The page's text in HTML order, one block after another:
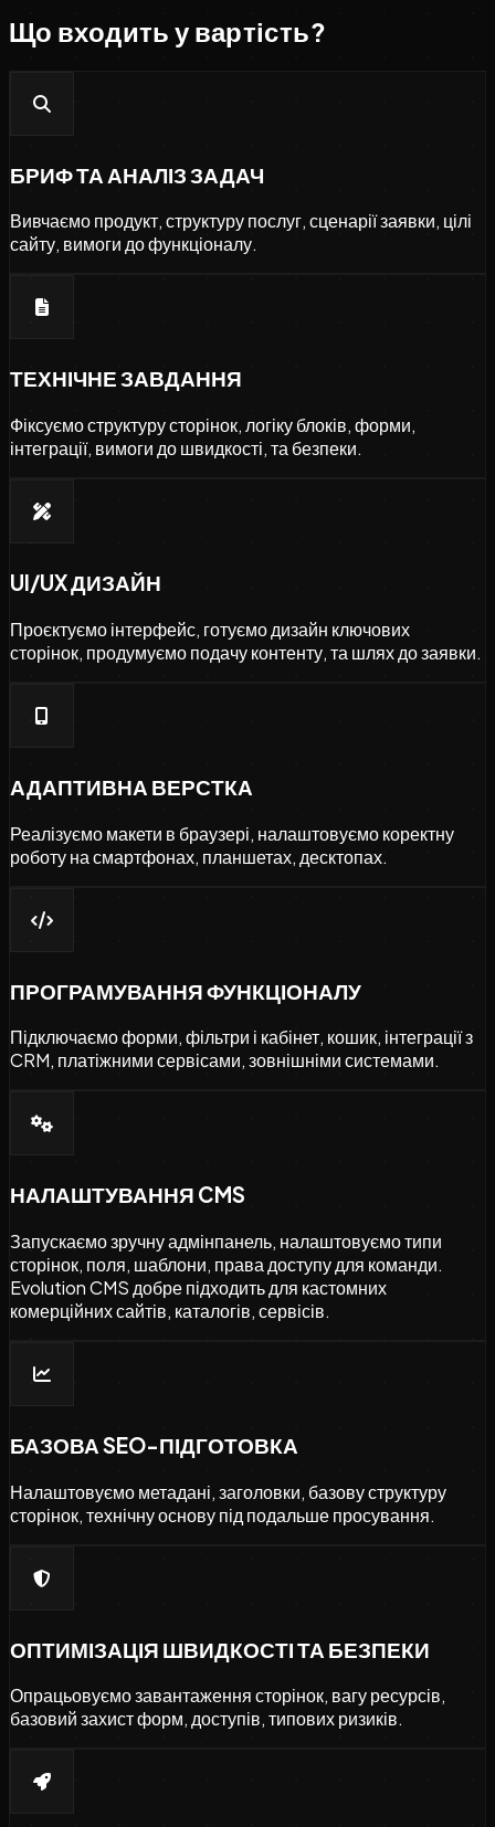
Що входить у вартість?
БРИФ ТА АНАЛІЗ ЗАДАЧ
Вивчаємо продукт, структуру послуг, сценарії заявки, цілі
сайту, вимоги до функціоналу.
ТЕХНІЧНЕ ЗАВДАННЯ
Фіксуємо структуру сторінок, логіку блоків, форми,
інтеграції, вимоги до швидкості, та безпеки.
UI/UX ДИЗАЙН
Проєктуємо інтерфейс, готуємо дизайн ключових
сторінок, продумуємо подачу контенту, та шлях до заявки.
АДАПТИВНА ВЕРСТКА
Реалізуємо макети в браузері, налаштовуємо коректну
роботу на смартфонах, планшетах, десктопах.
ПРОГРАМУВАННЯ ФУНКЦІОНАЛУ
Підключаємо форми, фільтри і кабінет, кошик, інтеграції з
CRM, платіжними сервісами, зовнішніми системами.
НАЛАШТУВАННЯ CMS
Запускаємо зручну адмінпанель, налаштовуємо типи
сторінок, поля, шаблони, права доступу для команди.
Evolution CMS добре підходить для кастомних
комерційних сайтів, каталогів, сервісів.
БАЗОВА SEO-ПІДГОТОВКА
Налаштовуємо метадані, заголовки, базову структуру
сторінок, технічну основу під подальше просування.
ОПТИМІЗАЦІЯ ШВИДКОСТІ ТА БЕЗПЕКИ
Опрацьовуємо завантаження сторінок, вагу ресурсів,
базовий захист форм, доступів, типових ризиків.